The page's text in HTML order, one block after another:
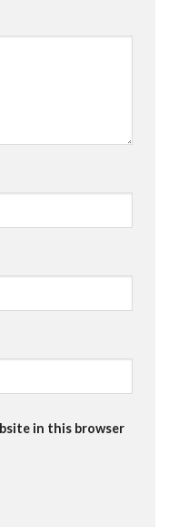
in this browser